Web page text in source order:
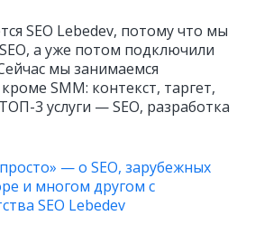
SEO Lebedev, потому что мы
а уже потом подключили
мы занимаемся
SMM: контекст, таргет,
3 услуги — SEO, разработка
— о SEO, зарубежных
и многом другом с
SEO Lebedev